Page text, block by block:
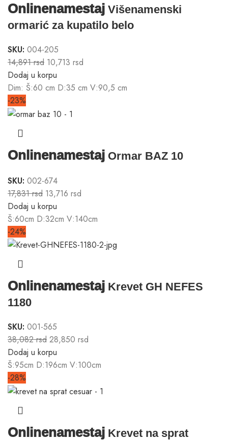
Onlinenamestaj Višenamenski
ormarić za kupatilo belo
SKU: 004-205
14,891rsd 10,713 rsd
Dodaj u korpu
Dim: Š:60 cm D:35 cm V:90,5 cm
-23%
Onlinenamestaj Ormar BAZ 10
SKU: 002-674
17,831rsd 13,716 rsd
Dodaj u korpu
Š:60cm D:32cm V:140cm
-24%
Onlinenamestaj Krevet GH NEFES
1180
SKU: 001-565
38,082rsd 28,850 rsd
Dodaj u korpu
Š:95cm D:196cm V:100cm
-28%
Onlinenamestaj Krevet na sprat